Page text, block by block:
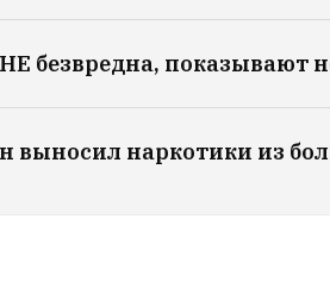
безвредна, показывают
выносил наркотики из